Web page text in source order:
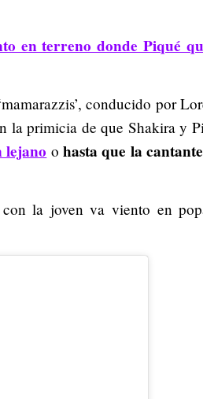
en terreno donde Piqué
conducido por
la primicia de que Shakira y
lejano ohasta que la
la joven va viento en